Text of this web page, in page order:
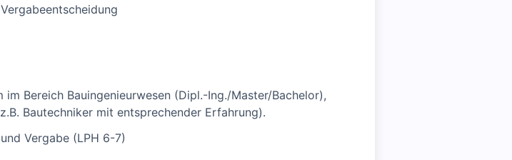
Bereich Bauingenieurwesen (Dipl.-Ing./Master/Bachelor),
Bautechniker mit entsprechender Erfahrung).
Vergabe (LPH 6-7)